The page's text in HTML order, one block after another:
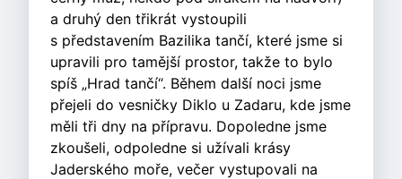
a druhý den třikrát vystoupili
s představením Bazilika tančí, které jsme si
upravili pro tamější prostor, takže to bylo
spíš „Hrad tančí“. Během další noci jsme
přejeli do vesničky Diklo u Zadaru, kde jsme
měli tři dny na přípravu. Dopoledne jsme
zkoušeli, odpoledne si užívali krásy
Jaderského moře, večer vystupovali na